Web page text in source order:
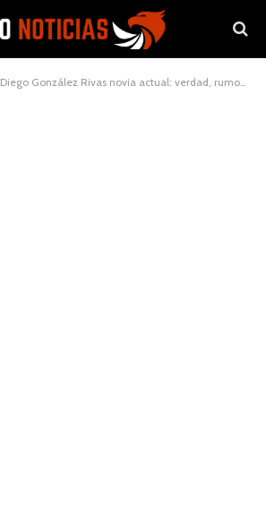
Diego González Rivas novia actual: verdad, rumores y datos confirmados